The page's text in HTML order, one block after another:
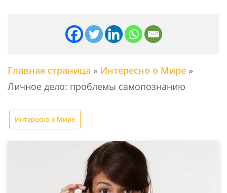
Главная страница » Интересно о Мире »
Личное дело: проблемы самопознанию
Интересно о Мире